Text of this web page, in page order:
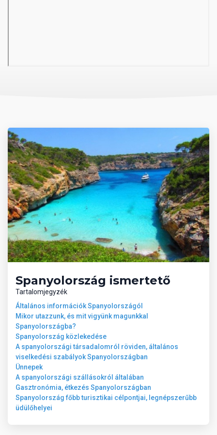
Szállás
Apartmanok 1 hálószobával: Kb. 30 m², TV, telefon, hűtőszekrény,
konyhasarok (főzőlap, kávéfőző, mikrohullámú sütő, vízforraló,
kenyérpirító, edények, evőeszközök); térítés ellenében: WiFi, széf
(kb. 5 EUR/nap) erkély (asztal és székek); 2 hálószobás
apartmanok: 5 fő, kb. 70 m2, nappali és 2 hálószoba ajtóval
elválasztva, berendezése megegyezik az 1 hálószobás
lakosztályéval.
Tengerpart
mellett, sétányon keresztül megközelíthető, napernyők és
napozóágyak térítés ellenében (kb. 12 EUR/: napernyő + 2
napozóágy), térítés ellenében: bárok, éttermek.
Város
Cala Millor
Útiterv
Közvetlen repülőjárat Budapestről Mallorcára a Wizzair és a
Smartwings járatával.
Spanyolország ismertető
Tartalomjegyzék
Általános információk Spanyolországól
Mikor utazzunk, és mit vigyünk magunkkal
Spanyolországba?
Spanyolország közlekedése
A spanyolországi társadalomról röviden, általános
viselkedési szabályok Spanyolországban
Ünnepek
A spanyolországi szállásokról általában
Gasztronómia, étkezés Spanyolországban
Spanyolország főbb turisztikai célpontjai, legnépszerűbb
üdülőhelyei